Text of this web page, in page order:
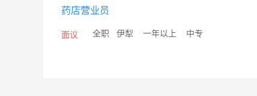
药店营业员
面议 全职 伊犁 一年以上 中专